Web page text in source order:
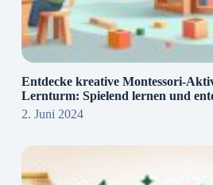
Entdecke kreative Montessori-
Lernturm: Spielend lernen und
2. Juni 2024